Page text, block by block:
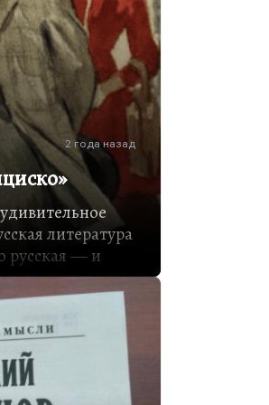
2 года назад
литература
русская ― и
что первым
он
А
Бунин,
место в